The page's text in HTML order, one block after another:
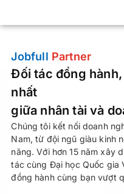
Jobfull Partner
Đối tác đồng
nhất
giữa nhân tài và
Chúng tôi kết nối doanh
Nam, từ đội ngũ giàu kinh
năng. Với hơn 15 năm xây
tác cùng Đại học Quốc gia
đồng hành cùng bạn vượt